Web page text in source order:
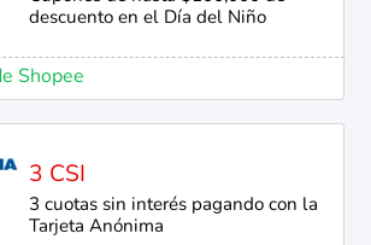
descuento en el Día del Niño
Shopee
3 CSI
3 cuotas sin interés pagando con la
Tarjeta Anónima